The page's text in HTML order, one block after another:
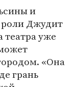
и
Джудит
театра уже
«Она
грань